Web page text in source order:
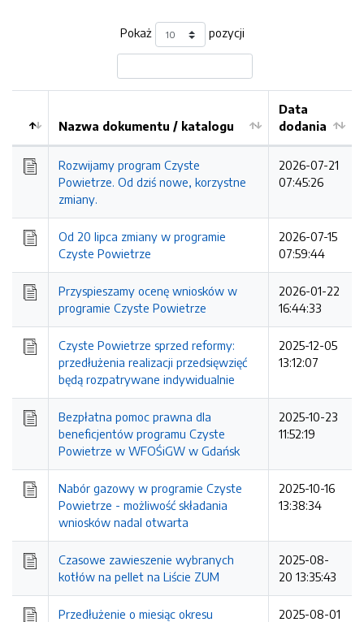
Pokaż pozycji
Kolejność
Nazwa dokumentu / katalogu
Data
dodania
Rozwijamy program Czyste
Powietrze. Od dziś nowe, korzystne
zmiany.
2026-07-21
07:45:26
Od 20 lipca zmiany w programie
Czyste Powietrze
2026-07-15
07:59:44
Przyspieszamy ocenę wniosków w
programie Czyste Powietrze
2026-01-22
16:44:33
Czyste Powietrze sprzed reformy:
przedłużenia realizacji przedsięwzięć
będą rozpatrywane indywidualnie
2025-12-05
13:12:07
Bezpłatna pomoc prawna dla
beneficjentów programu Czyste
Powietrze w WFOŚiGW w Gdańsk
2025-10-23
11:52:19
Nabór gazowy w programie Czyste
Powietrze - możliwość składania
wniosków nadal otwarta
2025-10-16
13:38:34
Czasowe zawieszenie wybranych
kotłów na pellet na Liście ZUM
2025-08-
20 13:35:43
Przedłużenie o miesiąc okresu
2025-08-01